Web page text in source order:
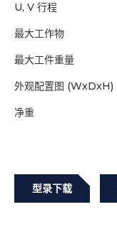
U, V 行程
最大工作物
最大工件重量
外观配置图 (WxDxH)
净重
型录下载